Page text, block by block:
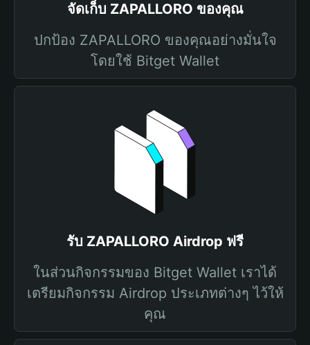
จัดเก็บ ZAPALLORO ของคุณ
ปกป้อง ZAPALLORO ของคุณอย่างมั่นใจ
โดยใช้ Bitget Wallet
รับ ZAPALLORO Airdrop ฟรี
ในส่วนกิจกรรมของ Bitget Wallet เราได้
เตรียมกิจกรรม Airdrop ประเภทต่างๆ ไว้ให้
คุณ